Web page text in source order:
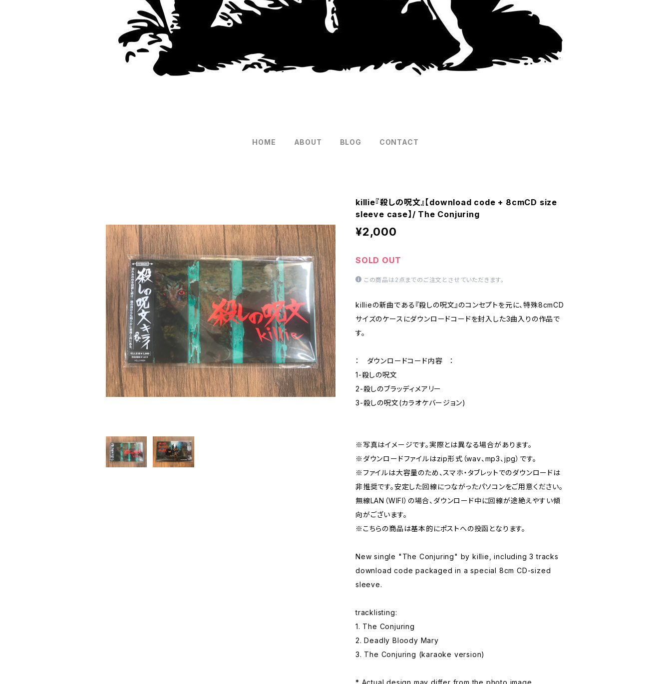
HOME ABOUT BLOG CONTACT
killie『殺しの呪文』【download code + 8cmCD size
sleeve case】/ The Conjuring
¥2,000
SOLD OUT
この商品は2点までのご注文とさせていただきます。
killieの新曲である『殺しの呪文』のコンセプトを元に、特殊8cmCD
サイズのケースにダウンロードコードを封入した3曲入りの作品で
す。
： ダウンロードコード内容 ：
1-殺しの呪文
2-殺しのブラッディメアリー
3-殺しの呪文(カラオケバージョン)
※写真はイメージです。実際とは異なる場合があります。
※ダウンロードファイルはzip形式（wav、mp3、jpg）です。
※ファイルは大容量のため、スマホ・タブレットでのダウンロードは
非推奨です。安定した回線につながったパソコンをご用意ください。
無線LAN（WIFI）の場合、ダウンロード中に回線が途絶えやすい傾
向がございます。
※こちらの商品は基本的にポストへの投函となります。
New single "The Conjuring" by killie, including 3 tracks
download code packaged in a special 8cm CD-sized
sleeve.
tracklisting:
1. The Conjuring
2. Deadly Bloody Mary
3. The Conjuring (karaoke version)
* Actual design may differ from the photo image.